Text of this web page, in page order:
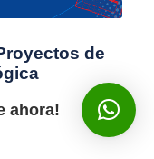
de
ahora!